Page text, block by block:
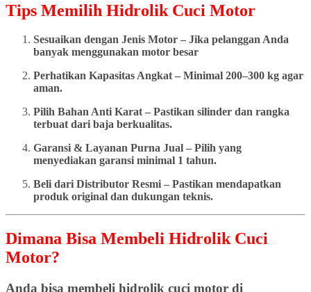
Tips Memilih Hidrolik Cuci Motor
Sesuaikan dengan Jenis Motor – Jika pelanggan Anda
banyak menggunakan motor besar
Perhatikan Kapasitas Angkat – Minimal 200–300 kg agar
aman.
Pilih Bahan Anti Karat – Pastikan silinder dan rangka
terbuat dari baja berkualitas.
Garansi & Layanan Purna Jual – Pilih yang
menyediakan garansi minimal 1 tahun.
Beli dari Distributor Resmi – Pastikan mendapatkan
produk original dan dukungan teknis.
Dimana Bisa Membeli Hidrolik Cuci
Motor?
Anda bisa membeli hidrolik cuci motor di